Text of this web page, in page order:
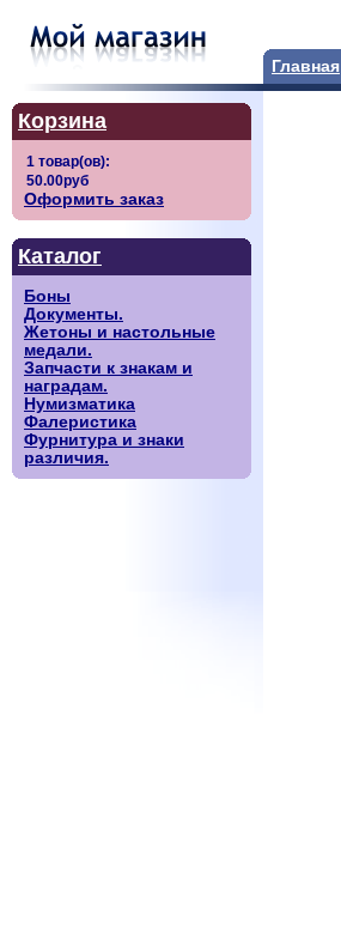
Главная
Корзина
Оформить заказ
Каталог
Боны
Документы.
Жетоны и настольные
медали.
Запчасти к знакам и
наградам.
Нумизматика
Фалеристика
Фурнитура и знаки
различия.